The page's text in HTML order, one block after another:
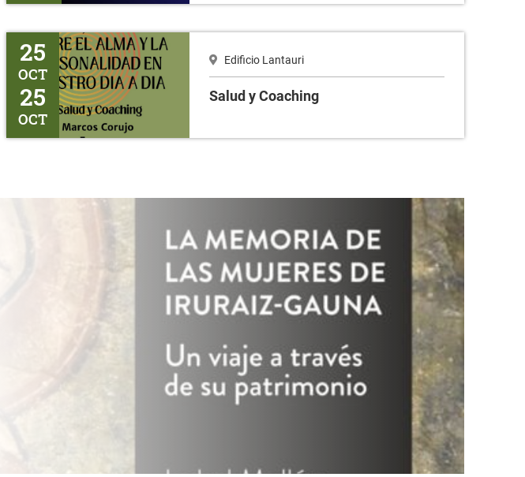
Salud y Coaching
25
OCT
25
OCT
Edificio Lantauri
Salud y Coaching